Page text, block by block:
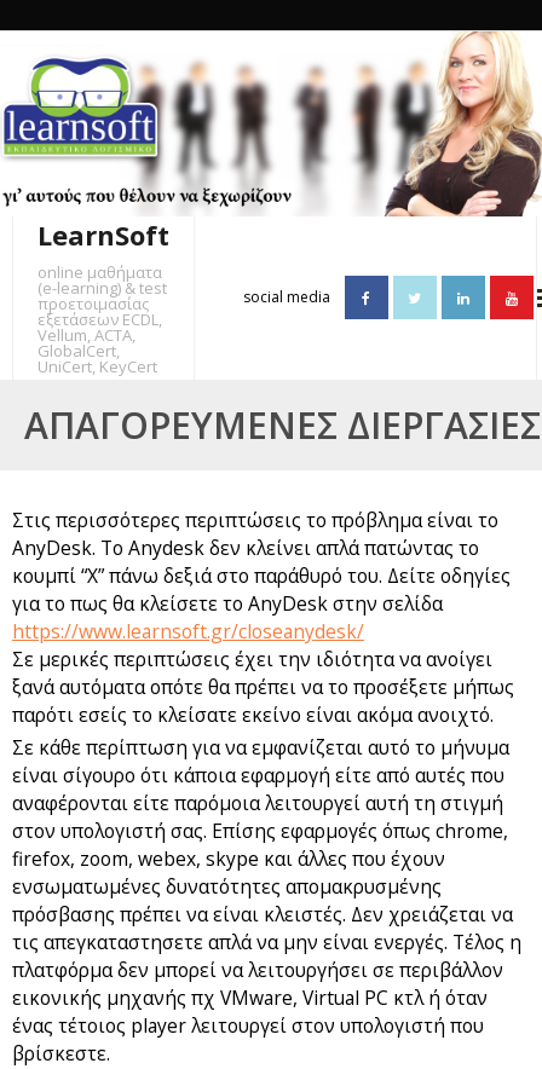
content
LearnSoft
online μαθήματα
(e-learning) & test
προετοιμασίας
εξετάσεων ECDL,
Vellum, ACTA,
GlobalCert,
UniCert, KeyCert
social media
ΑΠΑΓΟΡΕΥΜΈΝΕΣ ΔΙΕΡΓΑΣΊΕΣ
Στις περισσότερες περιπτώσεις το πρόβλημα είναι το
AnyDesk. Το Anydesk δεν κλείνει απλά πατώντας το
κουμπί “Χ” πάνω δεξιά στο παράθυρό του. Δείτε οδηγίες
για το πως θα κλείσετε το AnyDesk στην σελίδα
https://www.learnsoft.gr/closeanydesk/
Σε μερικές περιπτώσεις έχει την ιδιότητα να ανοίγει
ξανά αυτόματα οπότε θα πρέπει να το προσέξετε μήπως
παρότι εσείς το κλείσατε εκείνο είναι ακόμα ανοιχτό.
Σε κάθε περίπτωση για να εμφανίζεται αυτό το μήνυμα
είναι σίγουρο ότι κάποια εφαρμογή είτε από αυτές που
αναφέρονται είτε παρόμοια λειτουργεί αυτή τη στιγμή
στον υπολογιστή σας. Επίσης εφαρμογές όπως chrome,
firefox, zoom, webex, skype και άλλες που έχουν
ενσωματωμένες δυνατότητες απομακρυσμένης
πρόσβασης πρέπει να είναι κλειστές. Δεν χρειάζεται να
τις απεγκαταστησετε απλά να μην είναι ενεργές. Τέλος η
πλατφόρμα δεν μπορεί να λειτουργήσει σε περιβάλλον
εικονικής μηχανής πχ VMware, Virtual PC κτλ ή όταν
ένας τέτοιος player λειτουργεί στον υπολογιστή που
βρίσκεστε.